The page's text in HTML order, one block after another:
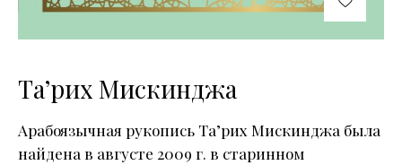
Та’рих Мискинджа
Арабоязычная рукопись Та’рих Мискинджа была
найдена в августе 2009 г. в старинном